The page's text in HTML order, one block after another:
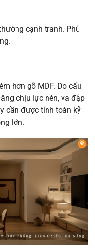
cạnh tranh. Phù
hơn gỗ MDF. Do cấu
chịu lực nén, va đập
cần được tính toán kỹ
lớn.